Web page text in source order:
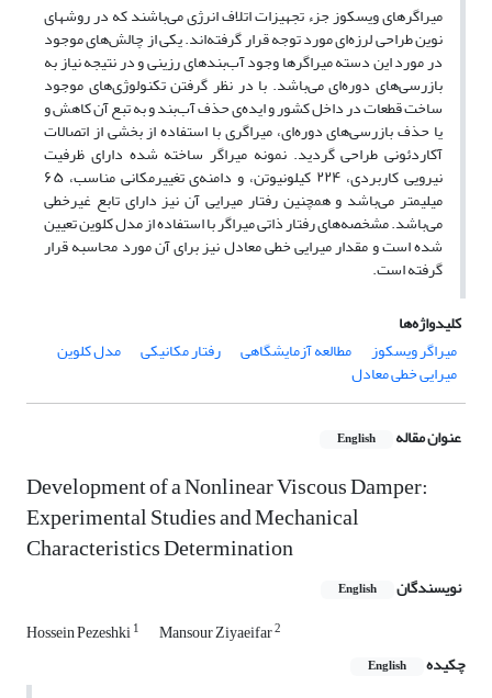
میراگرهای ویسکوز جزء تجهیزات اتلاف انرژی می‌باشند که در روشهای
نوین طراحی لرزه‌ای مورد توجه قرار گرفته‌‌اند. یکی از چالش‌های موجود
در مورد این دسته میراگرها وجود آب‌بندهای رزینی و در نتیجه نیاز به
بازرسی‌های دوره‌ای می‌باشد. با در نظر گرفتن تکنولوژی‌های موجود
ساخت قطعات در داخل کشور و ایده‌ی حذف آب‌بند و به تبع آن کاهش و
یا حذف بازرسی‌های دوره‌ای، میراگری با استفاده از بخشی از اتصالات
آکاردئونی طراحی گردید. نمونه‌ میراگر ساخته شده دارای ظرفیت
نیرویی کاربردی، ۲۲۴ کیلونیوتن، و دامنه‌ی تغییرمکانی مناسب، ۶۵
میلیمتر می‌باشد و همچنین رفتار میرایی آن نیز دارای تابع غیرخطی
می‌باشد. مشخصه‌های رفتار ذاتی میراگر با استفاده از مدل کلوین تعیین
شده است و مقدار میرایی خطی معادل نیز برای آن مورد محاسبه قرار
گرفته است.
کلیدواژه‌ها
میراگر ویسکوز
مطالعه آزمایشگاهی رفتار مکانیکی مدل کلوین
میرایی خطی معادل
عنوان مقاله English
Development of a Nonlinear Viscous Damper:
Experimental Studies and Mechanical
Characteristics Determination
نویسندگان English
Hossein Pezeshki1 Mansour Ziyaeifar2
چکیده English